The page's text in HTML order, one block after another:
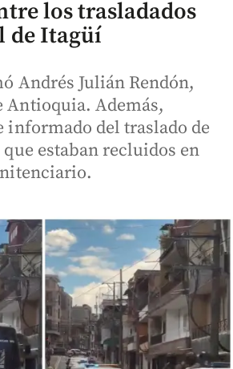
los trasladados
de Itagüí
Andrés Julián Rendón,
Antioquia. Además,
informado del traslado de
estaban recluidos en